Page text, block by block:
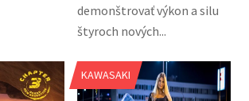
demonštrovať výkon a silu
štyroch nových...
KAWASAKI